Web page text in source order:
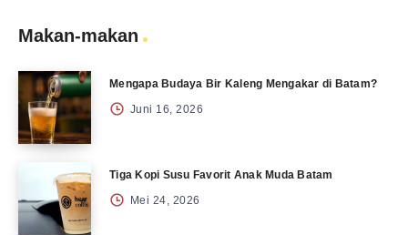
Makan-makan
Mengapa Budaya Bir Kaleng Mengakar di Batam?
Juni 16, 2026
Tiga Kopi Susu Favorit Anak Muda Batam
Mei 24, 2026